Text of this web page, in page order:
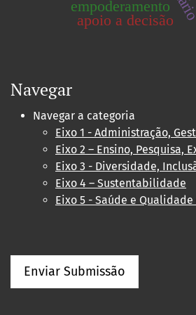
empoderamento
apoio a decisão
Navegar
Navegar a categoria
Eixo 1 - Administração,
Eixo 2 – Ensino, Pesquisa,
Eixo 3 - Diversidade,
Eixo 4 – Sustentabilidade
Eixo 5 - Saúde e
Enviar Submissão